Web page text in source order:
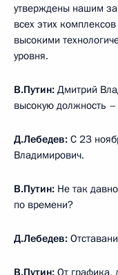
утверждены нашим
всех этих
высокими
уровня.
В.Путин: Дмитрий
высокую должность
Д.Лебедев: С 23
Владимирович.
В.Путин: Не так
по времени?
Д.Лебедев:
В.Путин: От графика,